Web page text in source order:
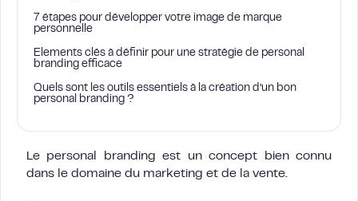
7 étapes pour développer votre image de marque
personnelle
Elements clés à définir pour une stratégie de personal
branding efficace
Quels sont les outils essentiels à la création d’un bon
personal branding ?
Le personal branding est un concept bien connu
dans le domaine du marketing et de la vente.